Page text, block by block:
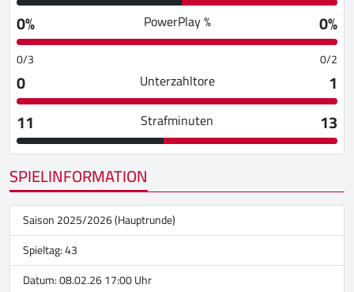
0%
PowerPlay % 0%
0/3 0/2
0 Unterzahltore
1
11
Strafminuten
13
SPIELINFORMATION
Saison 2025/2026 (Hauptrunde)
Spieltag: 43
Datum: 08.02.26 17:00 Uhr